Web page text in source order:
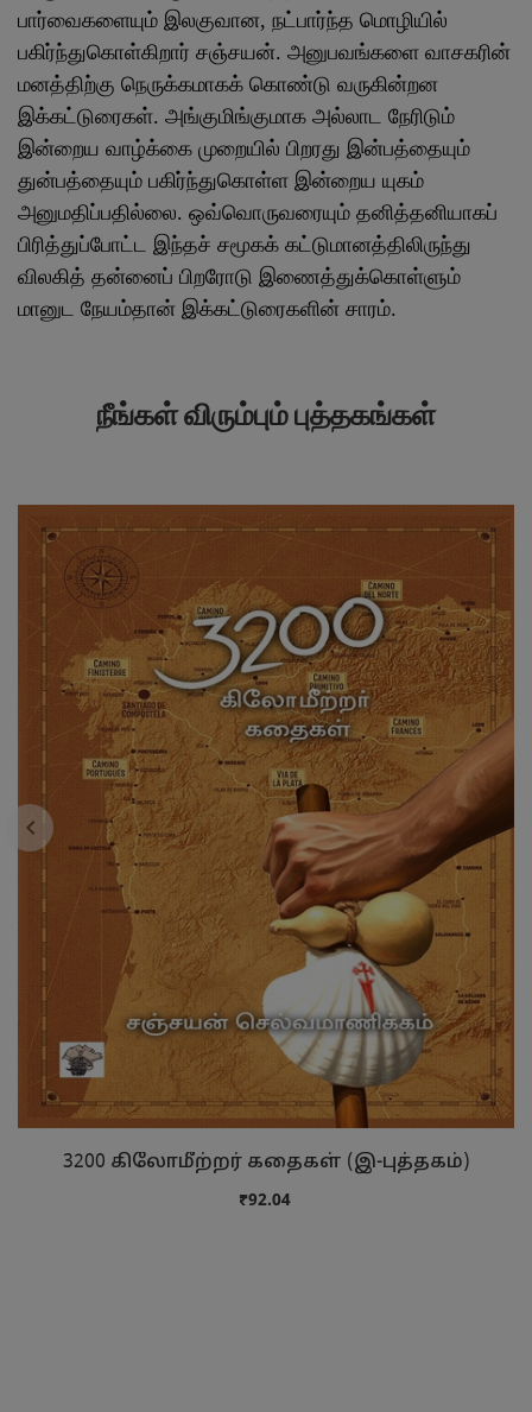
பார்வைகளையும் இலகுவான, நட்பார்ந்த மொழியில்
பகிர்ந்துகொள்கிறார் சஞ்சயன். அனுபவங்களை வாசகரின்
மனத்திற்கு நெருக்கமாகக் கொண்டு வருகின்றன
இக்கட்டுரைகள். அங்குமிங்குமாக அல்லாட நேரிடும்
இன்றைய வாழ்க்கை முறையில் பிறரது இன்பத்தையும்
துன்பத்தையும் பகிர்ந்துகொள்ள இன்றைய யுகம்
அனுமதிப்பதில்லை. ஒவ்வொருவரையும் தனித்தனியாகப்
பிரித்துப்போட்ட இந்தச் சமூகக் கட்டுமானத்திலிருந்து
விலகித் தன்னைப் பிறரோடு இணைத்துக்கொள்ளும்
மானுட நேயம்தான் இக்கட்டுரைகளின் சாரம்.
நீங்கள் விரும்பும் புத்தகங்கள்
3200 கிலோமீற்றர் கதைகள் (இ-புத்தகம்)
₹92.04